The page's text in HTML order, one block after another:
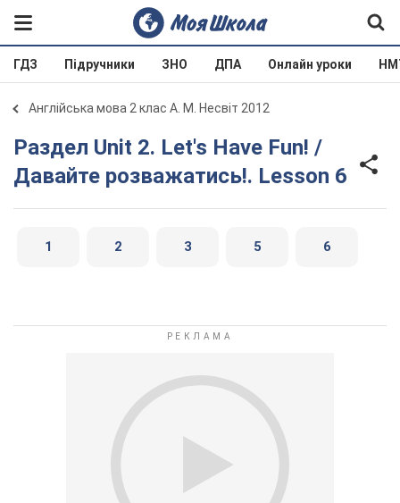
ГДЗ Підручники ЗНО ДПА Онлайн уроки
Англійська мова 2 клас А. М. Несвіт 2012
Раздел Unit 2. Let's Have Fun! /
Давайте розважатись!. Lesson 6
1 2 3 5 6